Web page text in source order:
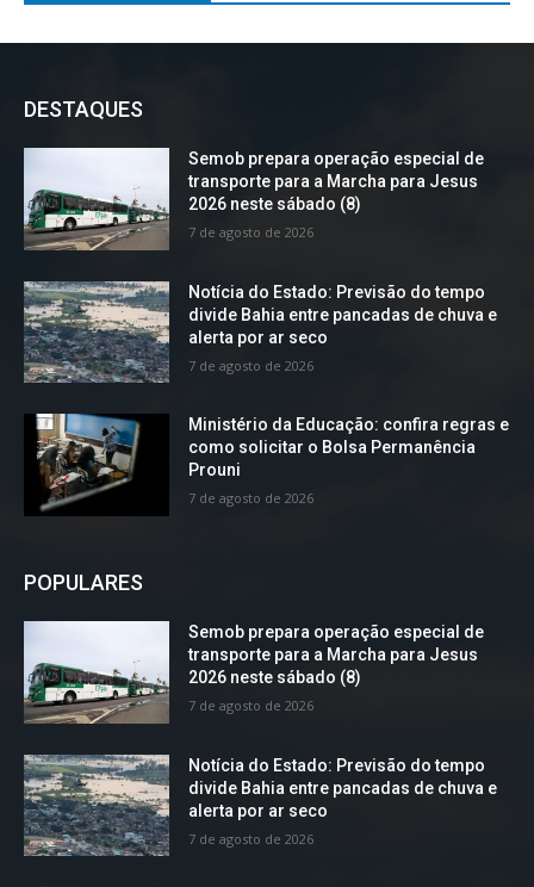
DESTAQUES
Semob prepara operação especial de
transporte para a Marcha para Jesus
2026 neste sábado (8)
7 de agosto de 2026
Notícia do Estado: Previsão do tempo
divide Bahia entre pancadas de chuva e
alerta por ar seco
7 de agosto de 2026
Ministério da Educação: confira regras e
como solicitar o Bolsa Permanência
Prouni
7 de agosto de 2026
POPULARES
Semob prepara operação especial de
transporte para a Marcha para Jesus
2026 neste sábado (8)
7 de agosto de 2026
Notícia do Estado: Previsão do tempo
divide Bahia entre pancadas de chuva e
alerta por ar seco
7 de agosto de 2026